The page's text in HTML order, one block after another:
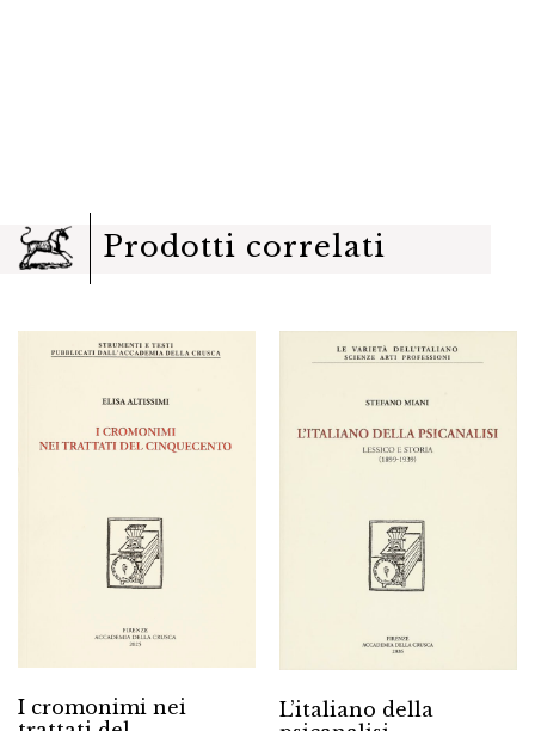
Prodotti correlati
I cromonimi nei
L’italiano della